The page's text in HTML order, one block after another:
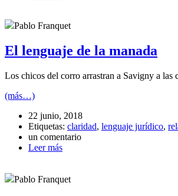
Pablo Franquet
El lenguaje de la manada
Los chicos del corro arrastran a Savigny a las
(más…)
22 junio, 2018
Etiquetas: claridad, lenguaje jurídico,
un comentario
Leer más
Pablo Franquet